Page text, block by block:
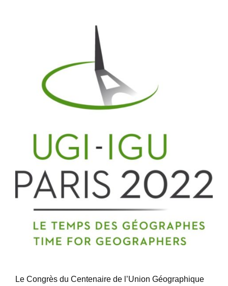
Le Congrès du Centenaire de l’Union Géographique